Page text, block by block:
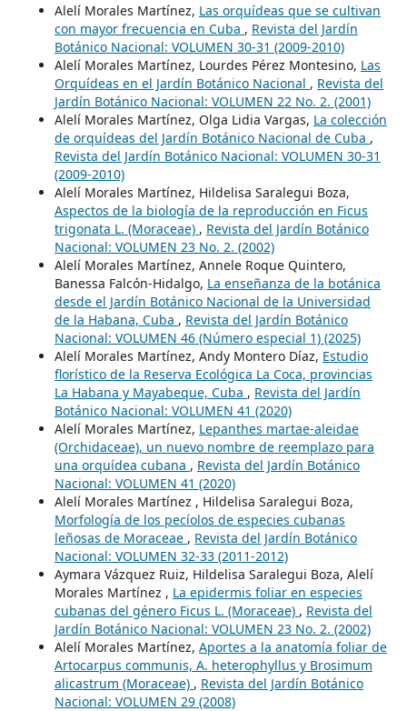
Alelí Morales Martínez, Las orquídeas que se cultivan
con mayor frecuencia en Cuba , Revista del Jardín
Botánico Nacional: VOLUMEN 30-31 (2009-2010)
Alelí Morales Martínez, Lourdes Pérez Montesino, Las
Orquídeas en el Jardín Botánico Nacional , Revista del
Jardín Botánico Nacional: VOLUMEN 22 No. 2. (2001)
Alelí Morales Martínez, Olga Lidia Vargas, La colección
de orquídeas del Jardín Botánico Nacional de Cuba ,
Revista del Jardín Botánico Nacional: VOLUMEN 30-31
(2009-2010)
Alelí Morales Martínez, Hildelisa Saralegui Boza,
Aspectos de la biología de la reproducción en Ficus
trigonata L. (Moraceae) , Revista del Jardín Botánico
Nacional: VOLUMEN 23 No. 2. (2002)
Alelí Morales Martínez, Annele Roque Quintero,
Banessa Falcón-Hidalgo, La enseñanza de la botánica
desde el Jardín Botánico Nacional de la Universidad
de la Habana, Cuba , Revista del Jardín Botánico
Nacional: VOLUMEN 46 (Número especial 1) (2025)
Alelí Morales Martínez, Andy Montero Díaz, Estudio
florístico de la Reserva Ecológica La Coca, provincias
La Habana y Mayabeque, Cuba , Revista del Jardín
Botánico Nacional: VOLUMEN 41 (2020)
Alelí Morales Martínez, Lepanthes martae-aleidae
(Orchidaceae), un nuevo nombre de reemplazo para
una orquídea cubana , Revista del Jardín Botánico
Nacional: VOLUMEN 41 (2020)
Alelí Morales Martínez , Hildelisa Saralegui Boza,
Morfología de los pecíolos de especies cubanas
leñosas de Moraceae , Revista del Jardín Botánico
Nacional: VOLUMEN 32-33 (2011-2012)
Aymara Vázquez Ruiz, Hildelisa Saralegui Boza, Alelí
Morales Martínez , La epidermis foliar en especies
cubanas del género Ficus L. (Moraceae) , Revista del
Jardín Botánico Nacional: VOLUMEN 23 No. 2. (2002)
Alelí Morales Martínez, Aportes a la anatomía foliar de
Artocarpus communis, A. heterophyllus y Brosimum
alicastrum (Moraceae) , Revista del Jardín Botánico
Nacional: VOLUMEN 29 (2008)